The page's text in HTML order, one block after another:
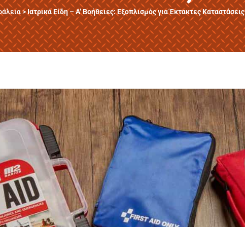
>Ιατρικά Είδη – Α’ Βοήθειες: Εξοπλισμός για Έκτακτες Καταστάσεις